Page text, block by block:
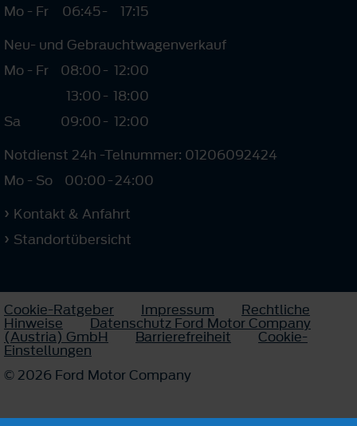
Mo - Fr
06:45-
17:15
Neu- und Gebrauchtwagenverkauf
Mo - Fr
08:00
13:00
-
-
12:00
18:00
Sa
09:00- 12:00
Notdienst 24h -Telnummer: 01206092424
Mo - So
00:00-24:00
Kontakt & Anfahrt
Standortübersicht
Cookie-Ratgeber Impressum Rechtliche
Hinweise Datenschutz Ford Motor Company
(Austria) GmbH Barrierefreiheit Cookie-
Einstellungen
© 2026 Ford Motor Company